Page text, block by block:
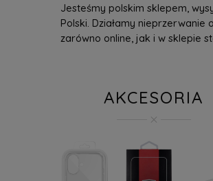
Jesteśmy polskim sklepem,
Polski. Działamy nieprzerwanie
zarówno online, jak i w sklepie
AKCESORIA